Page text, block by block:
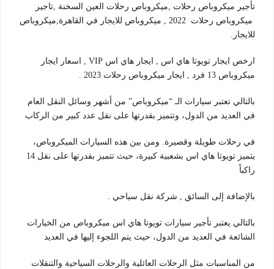
تأجير ميكروباص رحلات ,ميكروباص رحلات العين السخنة ,تاجير
ميكروباص رحلات 2022 , ميكروباص للايجار في القاهرة,ميكروباص
للايجار.
ارخص ايجار تويوتا هاي اس , ايجار هاي اس VIP , اسعار ايجار
ميكروباص 13 فرد , ايجار ميكروباص رحلات 2023 .
بالتالي تعتبر سيارات الـ “ميكروباص” من أشهر وسائل النقل العام
في العديد من الدول، وتتميز بقدرتها على نقل عدد كبير من الركاب
في رحلات طويلة وقصيرة. ومن بين هذه السيارات الميكروباص،
يتميز تويوتا هاي اس بشعبية كبيرة، حيث تتميز بقدرتها على نقل 14
راكباً
بالإضافة إلى السائق , شركة نقل سياحي .
بالتالي يعتبر تأجير سيارات تويوتا هاي اس ميكروباص من الخيارات
الشائعة في العديد من الدول، حيث يتم اللجوء إليها في العديد
من المناسبات مثل الرحلات العائلية والرحلات السياحية والتنقلات